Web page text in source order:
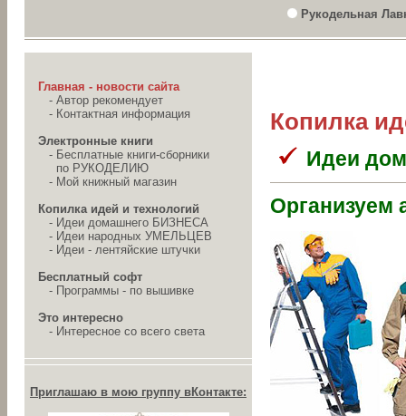
Рукодельная
Главная - новости сайта
- Автор рекомендует
- Контактная информация
Электронные книги
- Бесплатные книги-сборники
по РУКОДЕЛИЮ
- Мой книжный магазин
Копилка идей и технологий
- Идеи домашнего БИЗНЕСА
- Идеи народных УМЕЛЬЦЕВ
- Идеи - лентяйские штучки
Бесплатный софт
- Программы - по вышивке
Это интересно
- Интересное со всего света
Приглашаю в мою группу вКонтакте:
Копилка
Идеи
Организуем